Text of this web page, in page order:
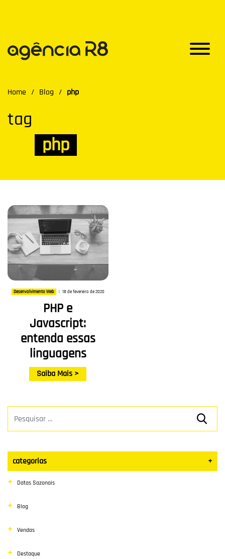
Home / Blog / php
tag
php
Desenvolvimento Web | 18 de fevereiro de 2020
PHP e
Javascript:
entenda essas
linguagens
Saiba Mais >
categorias +
Datas Sazonais
Blog
Vendas
Destaque